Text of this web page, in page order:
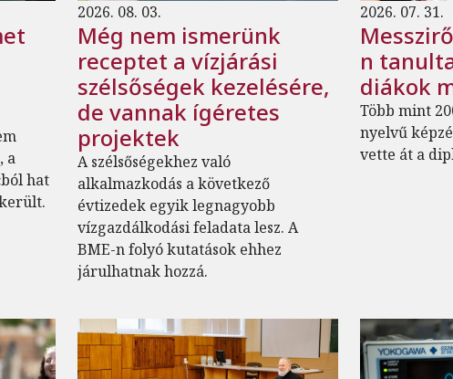
a
hat
2026. 08. 03.
Még nem ismerünk
receptet a vízjárási
szélsőségek kezelésére,
de vannak ígéretes
projektek
A szélsőségekhez való
alkalmazkodás a következő
évtizedek egyik legnagyobb
vízgazdálkodási feladata lesz. A
BME-n folyó kutatások ehhez
járulhatnak hozzá.
2026. 07. 31.
n
diákok
Több mint
nyelvű
vette át a